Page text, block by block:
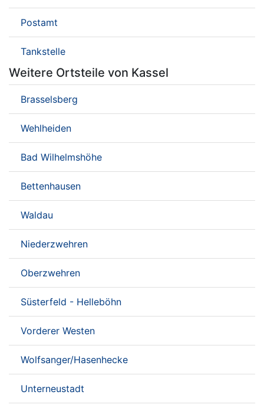
Weitere Ortsteile von Kassel
Brasselsberg
Wehlheiden
Bad Wilhelmshöhe
Bettenhausen
Waldau
Niederzwehren
Oberzwehren
Süsterfeld - Helleböhn
Vorderer Westen
Wolfsanger/Hasenhecke
Unterneustadt
Postamt
Tankstelle